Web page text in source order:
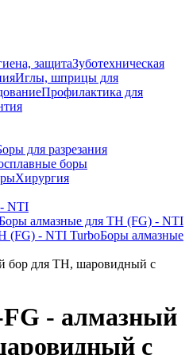
защитаЗуботехническая
Иглы, шприцы для
Профилактика для
для разрезания
боры
Хирургия
NTI
алмазные для ТН (FG) - NTI
(FG) - NTI TurboБоры алмазные
бор для ТН, шаровидный с
- алмазный
с